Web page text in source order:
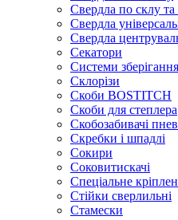
Свердла по склу та
Свердла
Свердла
Секатори
Системи
Склорізи
Скоби BOSTITCH
Скоби для степлера
Скобозабивачі
Скребки і шпадлі
Сокири
Соковитискачі
Спеціальне
Стійки сверлильні
Стамески